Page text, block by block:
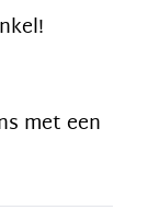
met een